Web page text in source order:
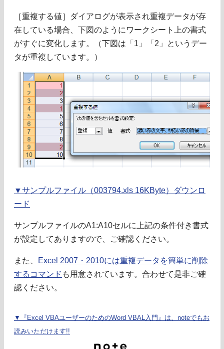
［重複する値］ダイアログが表示され重複データが存
在している場合、下図のようにワークシート上の書式
がすぐに変化します。（下図は「1」「2」というデー
タが重複しています。）
▼サンプルファイル（003794.xls 16KByte）ダウンロ
ード
サンプルファイルのA1:A10セルに上記の条件付き書式
が設定してありますので、ご確認ください。
また、
Excel 2007・2010には重複データを簡単に削除
するコマンド も用意されています。合わせて是非ご確
認ください。
▼『Excel VBAユーザーのためのWord VBAL入門』は、noteでもお
読みいただけます!!